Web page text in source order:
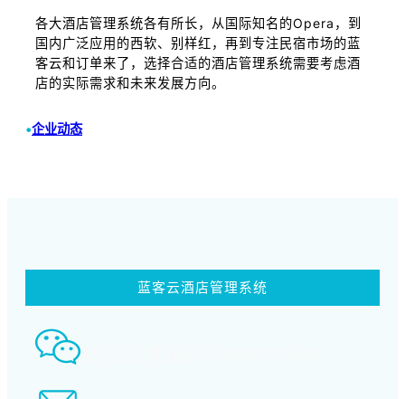
各大酒店管理系统各有所长，从国际知名的Opera，到
国内广泛应用的西软、别样红，再到专注民宿市场的蓝
客云和订单来了，选择合适的酒店管理系统需要考虑酒
店的实际需求和未来发展方向。
•企业动态
蓝客云酒店管理系统
智慧酒店事业部： 18580339994